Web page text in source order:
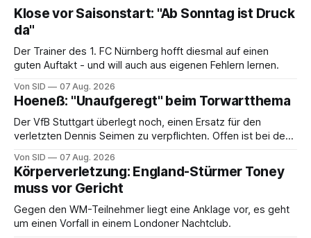
Klose vor Saisonstart: "Ab Sonntag ist Druck
da"
Der Trainer des 1. FC Nürnberg hofft diesmal auf einen
guten Auftakt - und will auch aus eigenen Fehlern lernen.
Von SID 07 Aug. 2026
Hoeneß: "Unaufgeregt" beim Torwartthema
Der VfB Stuttgart überlegt noch, einen Ersatz für den
verletzten Dennis Seimen zu verpflichten. Offen ist bei den
Von SID 07 Aug. 2026
Körperverletzung: England-Stürmer Toney
muss vor Gericht
Gegen den WM-Teilnehmer liegt eine Anklage vor, es geht
um einen Vorfall in einem Londoner Nachtclub.